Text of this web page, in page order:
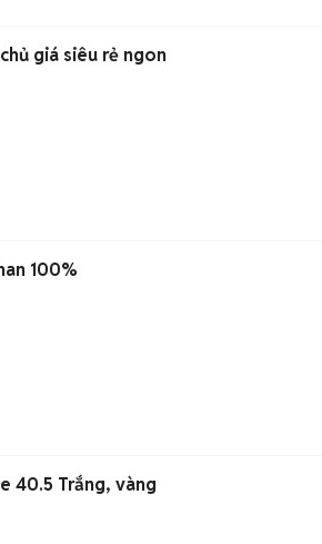
giá siêu rẻ ngon
100%
40.5 Trắng, vàng